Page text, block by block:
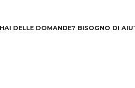
HAI DELLE DOMANDE? BISOGNO DI